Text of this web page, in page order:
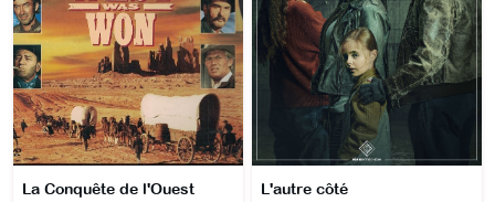
La Conquête de l'Ouest L'autre côté